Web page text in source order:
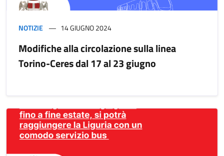
NOTIZIE 14 GIUGNO 2024
Modifiche alla circolazione sulla linea
Torino-Ceres dal 17 al 23 giugno